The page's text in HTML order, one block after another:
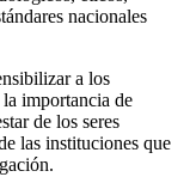
nacionales
a los
la importancia de
de los seres
las instituciones que